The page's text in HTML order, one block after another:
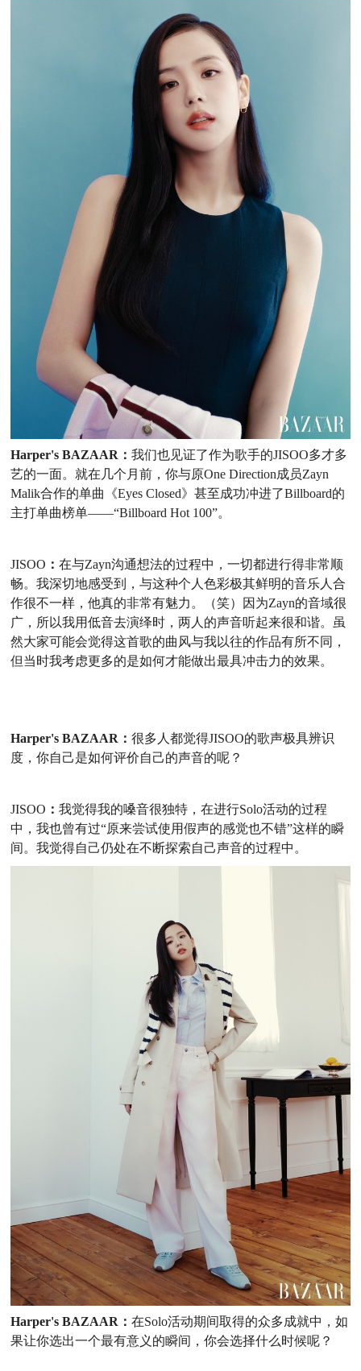
Harper's BAZAAR：我们也见证了作为歌手的JISOO多才多
艺的一面。 就在几个月前，你与原One Direction成员Zayn
Malik合作的单曲 《Eyes Closed》甚至成功冲进了Billboard的
主打单曲榜单——“Billboard Hot 100”。
JISOO ：在与Zayn沟通想法的过程中，一切都进行得非常顺
畅。我深切地感受到，与这种个人色彩极其鲜明的音乐人合
作很不一样，他真的非常有魅力。（笑）因为Zayn的音域很
广，所以我用低音去演绎时，两人的声音听起来很和谐。虽
然大家可能会觉得这首歌的曲风与我以往的作品有所不同，
但当时我考虑更多的是如何才能做出最具冲击力的效果。
Harper's BAZAAR：很多人都觉得JISOO的歌声极具辨识
度，你自己是如何评价自己的声音的呢？
JISOO ：我觉得我的嗓音很独特，在进行Solo活动的过程
中，我也曾有过“原来尝试使用假声的感觉也不错”这样的瞬
间。我觉得自己仍处在不断探索自己声音的过程中。
Harper's BAZAAR：在Solo活动期间取得的众多成就中，如
果让你选出一个最有意义的瞬间，你会选择什么时候呢？